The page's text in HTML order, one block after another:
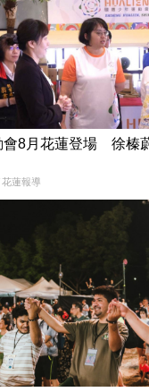
會8月花蓮登場 徐榛
蓮報導